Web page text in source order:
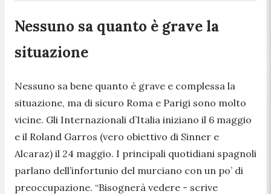
Nessuno sa quanto è grave la
situazione
Nessuno sa bene quanto è grave e complessa la
situazione, ma di sicuro Roma e Parigi sono molto
vicine. Gli Internazionali d’Italia iniziano il 6 maggio
e il Roland Garros (vero obiettivo di Sinner e
Alcaraz) il 24 maggio. I principali quotidiani spagnoli
parlano dell’infortunio del murciano con un po’ di
preoccupazione. “Bisognerà vedere - scrive